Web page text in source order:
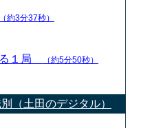
（約3分37秒）
る１局 （約5分50秒）
（土田のデジタル）